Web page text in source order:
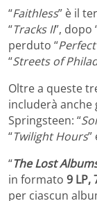
“Faithless” è il
“Tracks II”, dopo
perduto “
“Streets of
Oltre a queste
includerà
Springsteen: “
“Twilight Hours”
“The Lost
in formato 9 LP,
per ciascun